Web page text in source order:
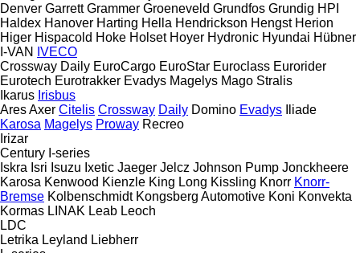
Denver Garrett Grammer Groeneveld Grundfos Grundig HPI
Haldex Hanover Harting Hella Hendrickson Hengst Herion
Higer Hispacold Hoke Holset Hoyer Hydronic Hyundai Hübner
I-VAN
IVECO
Crossway Daily EuroCargo EuroStar Euroclass Eurorider
Eurotech Eurotrakker Evadys Magelys Mago Stralis
Ikarus Irisbus
AresAxer Citelis Crossway Daily Domino Evadys
Iliade
Karosa Magelys Proway Recreo
Irizar
Century I-series
Iskra Isri Isuzu Ixetic Jaeger Jelcz Johnson Pump Jonckheere
Karosa Kenwood Kienzle King Long Kissling Knorr Knorr-
Bremse Kolbenschmidt Kongsberg Automotive Koni Konvekta
Kormas LINAK Leab Leoch
LDC
Letrika Leyland Liebherr